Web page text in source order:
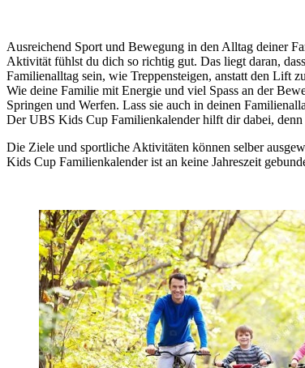
Ausreichend Sport und Bewegung in den Alltag deiner
Aktivität fühlst du dich so richtig gut. Das liegt daran,
Familienalltag sein, wie Treppensteigen, anstatt den Lift
Wie deine Familie mit Energie und viel Spass an der
Springen und Werfen. Lass sie auch in deinen
Der UBS Kids Cup Familienkalender hilft dir dabei, denn
Die Ziele und sportliche Aktivitäten können selber
Kids Cup Familienkalender ist an keine Jahreszeit